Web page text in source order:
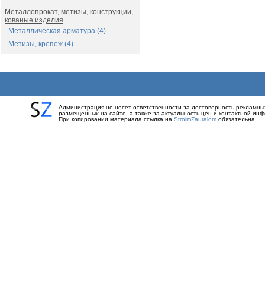
Металлопрокат, метизы, конструкции,
кованые изделия
Металлическая арматура (4)
Метизы, крепеж (4)
Администрация не несет ответственности за достоверность
размещенных на сайте, а также за актуальность цен и контактной
При копировании материала ссылка на StroimZauralom обязательна